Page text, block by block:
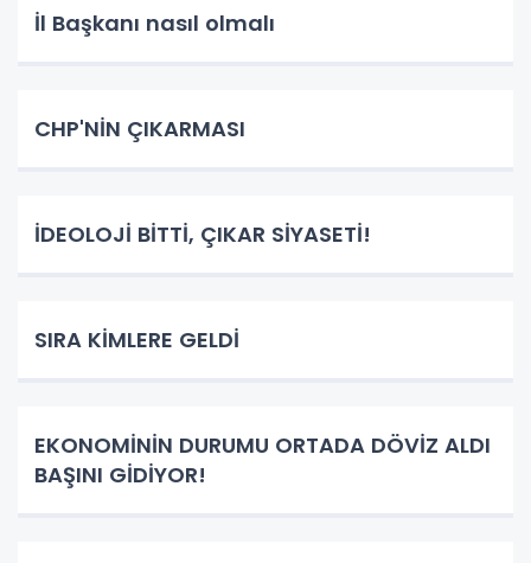
İl Başkanı nasıl olmalı
CHP'NİN ÇIKARMASI
İDEOLOJİ BİTTİ, ÇIKAR SİYASETİ!
SIRA KİMLERE GELDİ
EKONOMİNİN DURUMU ORTADA DÖVİZ ALDI
BAŞINI GİDİYOR!